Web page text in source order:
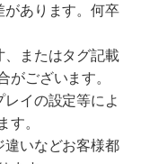
あります。何卒
またはタグ記載
ございます。
イの設定等によ
。
いなどお客様都